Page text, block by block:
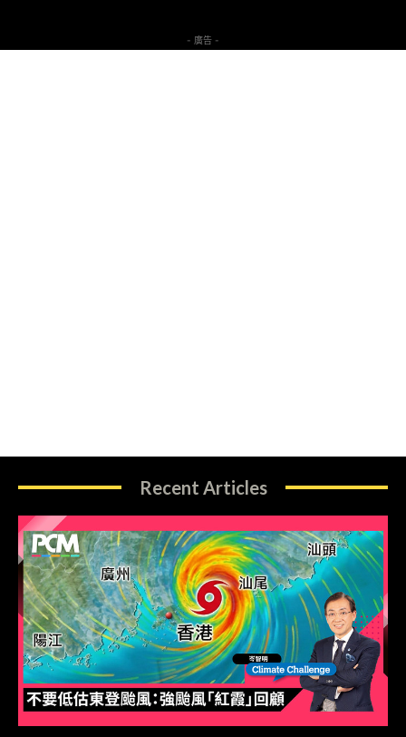
- 廣告 -
Recent Articles